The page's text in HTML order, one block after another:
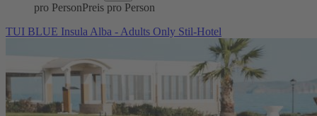
pro PersonPreis pro Person
TUI BLUE Insula Alba - Adults Only Stil-Hotel